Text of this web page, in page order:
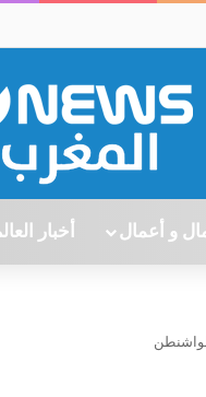
و أعمال أخبار